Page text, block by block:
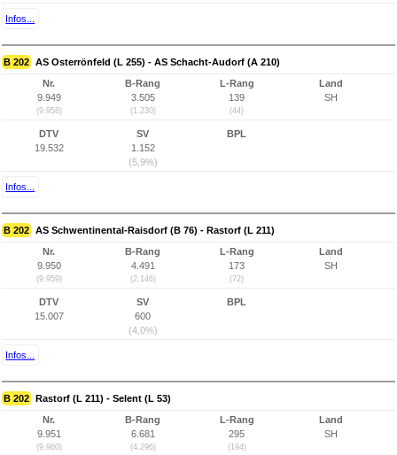
Infos...
B 202 AS Osterrönfeld (L 255) - AS Schacht-Audorf (A 210)
Nr.
9.949
(9.958)
B-Rang
3.505
(1.230)
L-Rang
139
(44)
Land
SH
DTV
19.532
SV
1.152
(5,9%)
BPL
Infos...
B 202 AS Schwentinental-Raisdorf (B 76) - Rastorf (L 211)
Nr.
9.950
(9.959)
B-Rang
4.491
(2.146)
L-Rang
173
(72)
Land
SH
DTV
15.007
SV
600
(4,0%)
BPL
Infos...
B 202 Rastorf (L 211) - Selent (L 53)
Nr.
9.951
(9.960)
B-Rang
6.681
(4.296)
L-Rang
295
(194)
Land
SH